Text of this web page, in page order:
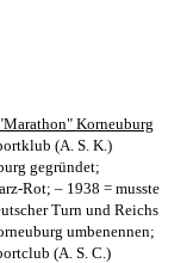
Korneuburg
(A. S. K.)
gegründet;
Rot; – 1938 = musste
Turn und Reichs
umbenennen;
(A. S. C.)